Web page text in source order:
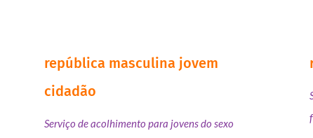
república masculina jovem
cidadão
Serviço de acolhimento para jovens do sexo